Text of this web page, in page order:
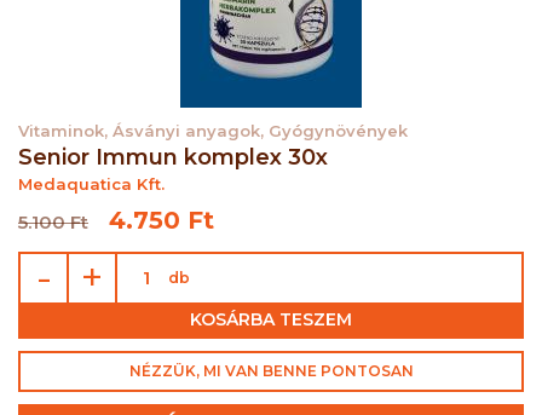
Vitaminok, Ásványi anyagok, Gyógynövények
Senior Immun komplex 30x
Medaquatica Kft.
5.100 Ft 4.750 Ft
+
- db
KOSÁRBA TESZEM
NÉZZÜK, MI VAN BENNE PONTOSAN